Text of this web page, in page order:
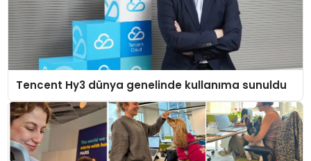
Tencent Hy3 dünya genelinde kullanıma sunuldu